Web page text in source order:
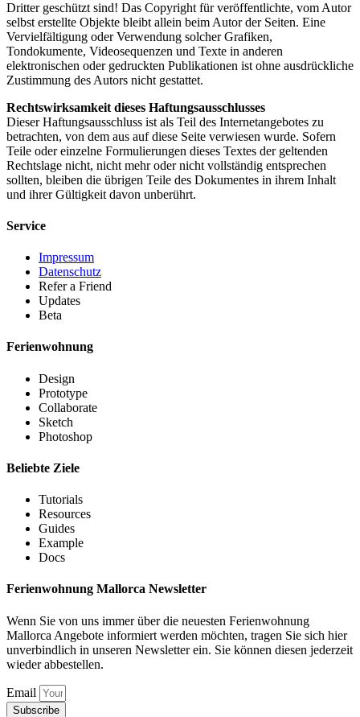
Dritter geschützt sind! Das Copyright für veröffentlichte, vom Autor
selbst erstellte Objekte bleibt allein beim Autor der Seiten. Eine
Vervielfältigung oder Verwendung solcher Grafiken,
Tondokumente, Videosequenzen und Texte in anderen
elektronischen oder gedruckten Publikationen ist ohne ausdrückliche
Zustimmung des Autors nicht gestattet.
Rechtswirksamkeit dieses Haftungsausschlusses
Dieser Haftungsausschluss ist als Teil des Internetangebotes zu
betrachten, von dem aus auf diese Seite verwiesen wurde. Sofern
Teile oder einzelne Formulierungen dieses Textes der geltenden
Rechtslage nicht, nicht mehr oder nicht vollständig entsprechen
sollten, bleiben die übrigen Teile des Dokumentes in ihrem Inhalt
und ihrer Gültigkeit davon unberührt.
Service
Impressum
Datenschutz
Refer a Friend
Updates
Beta
Ferienwohnung
Design
Prototype
Collaborate
Sketch
Photoshop
Beliebte Ziele
Tutorials
Resources
Guides
Example
Docs
Ferienwohnung Mallorca Newsletter
Wenn Sie von uns immer über die neuesten Ferienwohnung
Mallorca Angebote informiert werden möchten, tragen Sie sich hier
unverbindlich in unseren Newsletter ein. Sie können diesen jederzeit
wieder abbestellen.
Email
Subscribe